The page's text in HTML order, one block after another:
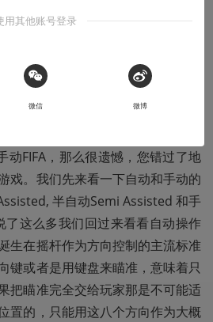
西医一样，是朋友掰面儿的首选话
新的掰面儿话题了：您打开FIFA的
多数人打开的方式都不对，正确的
把短传，长传，直塞和射门都设置
动FIFA，那么很遗憾，您错过了地
戏。我们先来看一下自动和手动的
半自动Semi Assisted 和手
这么多我们回过来看看自动操作
生在摇杆作为方向控制的主流标准
键或者是用键盘来瞄准，意味着只
把瞄准完全交给玩家那是不可能适
置的，只能用这八个方向作为大概
用其他账号登录
微信 微博